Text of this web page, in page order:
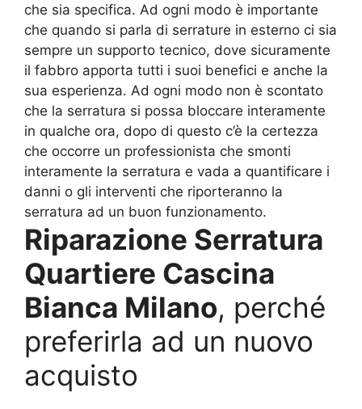
che sia specifica. Ad ogni modo è importante
che quando si parla di serrature in esterno ci sia
sempre un supporto tecnico, dove sicuramente
il fabbro apporta tutti i suoi benefici e anche la
sua esperienza. Ad ogni modo non è scontato
che la serratura si possa bloccare interamente
in qualche ora, dopo di questo c’è la certezza
che occorre un professionista che smonti
interamente la serratura e vada a quantificare i
danni o gli interventi che riporteranno la
serratura ad un buon funzionamento.
Riparazione Serratura
Quartiere Cascina
Bianca Milano, perché
preferirla ad un nuovo
acquisto